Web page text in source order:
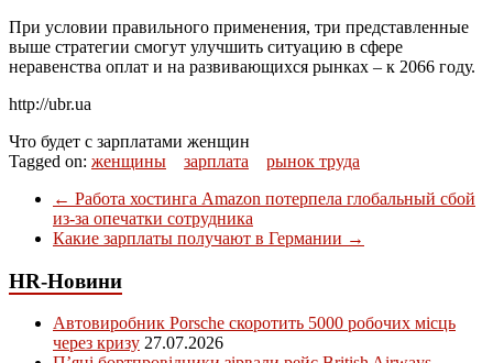
При условии правильного применения, три представленные
выше стратегии смогут улучшить ситуацию в сфере
неравенства оплат и на развивающихся рынках – к 2066 году.
http://ubr.ua
Что будет с зарплатами женщин
Tagged on: женщины зарплата
рынок труда
← Работа хостинга Amazon потерпела глобальный сбой
из-за опечатки сотрудника
Какие зарплаты получают в Германии →
HR-Новини
Автовиробник Porsche скоротить 5000 робочих місць
через кризу 27.07.2026